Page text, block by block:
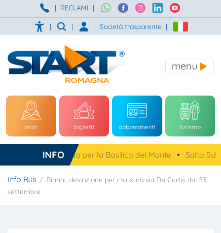
| RECLAMI |
| | | Società trasparente |
menu
orari biglietti abbonamenti turismo
INFO
navetta gratuita per la Basilica del Monte • Salta Su! •
Info Bus
Rimini, deviazione per chiusura via De Curtis dal 23
settembre